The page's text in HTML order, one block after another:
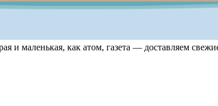
и маленькая, как атом, газета — доставляем